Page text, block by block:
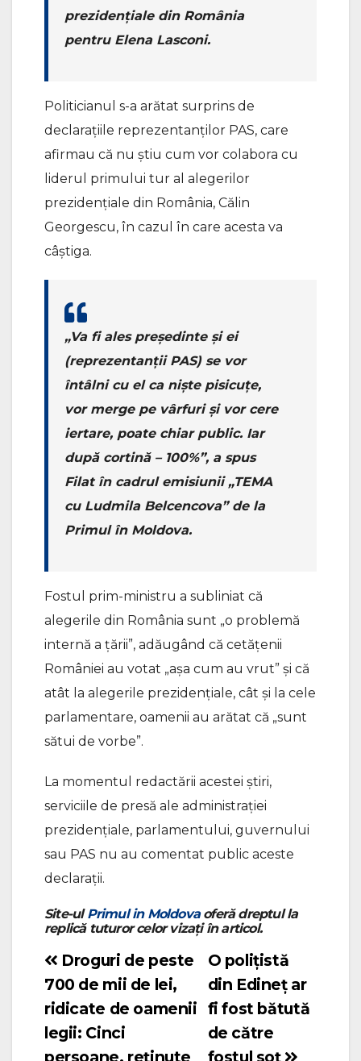
prezidențiale din România
pentru Elena Lasconi.
Politicianul s-a arătat surprins de
declarațiile reprezentanților PAS, care
afirmau că nu știu cum vor colabora cu
liderul primului tur al alegerilor
prezidențiale din România, Călin
Georgescu, în cazul în care acesta va
câștiga.
„Va fi ales președinte și ei
(reprezentanții PAS) se vor
întâlni cu el ca niște pisicuțe,
vor merge pe vârfuri și vor cere
iertare, poate chiar public. Iar
după cortină – 100%”, a spus
Filat în cadrul emisiunii „TEMA
cu Ludmila Belcencova” de la
Primul în Moldova.
Fostul prim-ministru a subliniat că
alegerile din România sunt „o problemă
internă a țării”, adăugând că cetățenii
României au votat „așa cum au vrut” și că
atât la alegerile prezidențiale, cât și la cele
parlamentare, oamenii au arătat că „sunt
sătui de vorbe”.
La momentul redactării acestei știri,
serviciile de presă ale administrației
prezidențiale, parlamentului, guvernului
sau PAS nu au comentat public aceste
declarații.
Site-ulPrimul in Moldovaoferă dreptul la
replică tuturor celor vizați în articol.
Navigare
în
articole
O polițistă
din Edineț ar
fi fost bătută
de către
fostul soț
Droguri de peste
700 de mii de lei,
ridicate de oamenii
legii: Cinci
persoane, reţinute